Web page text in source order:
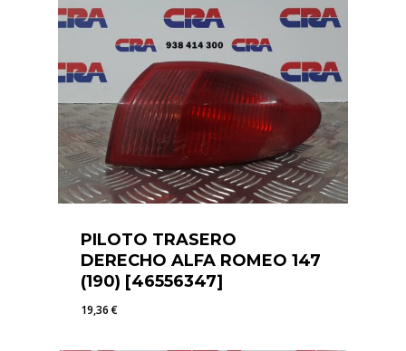
PILOTO TRASERO
DERECHO ALFA ROMEO 147
(190) [46556347]
19,36€